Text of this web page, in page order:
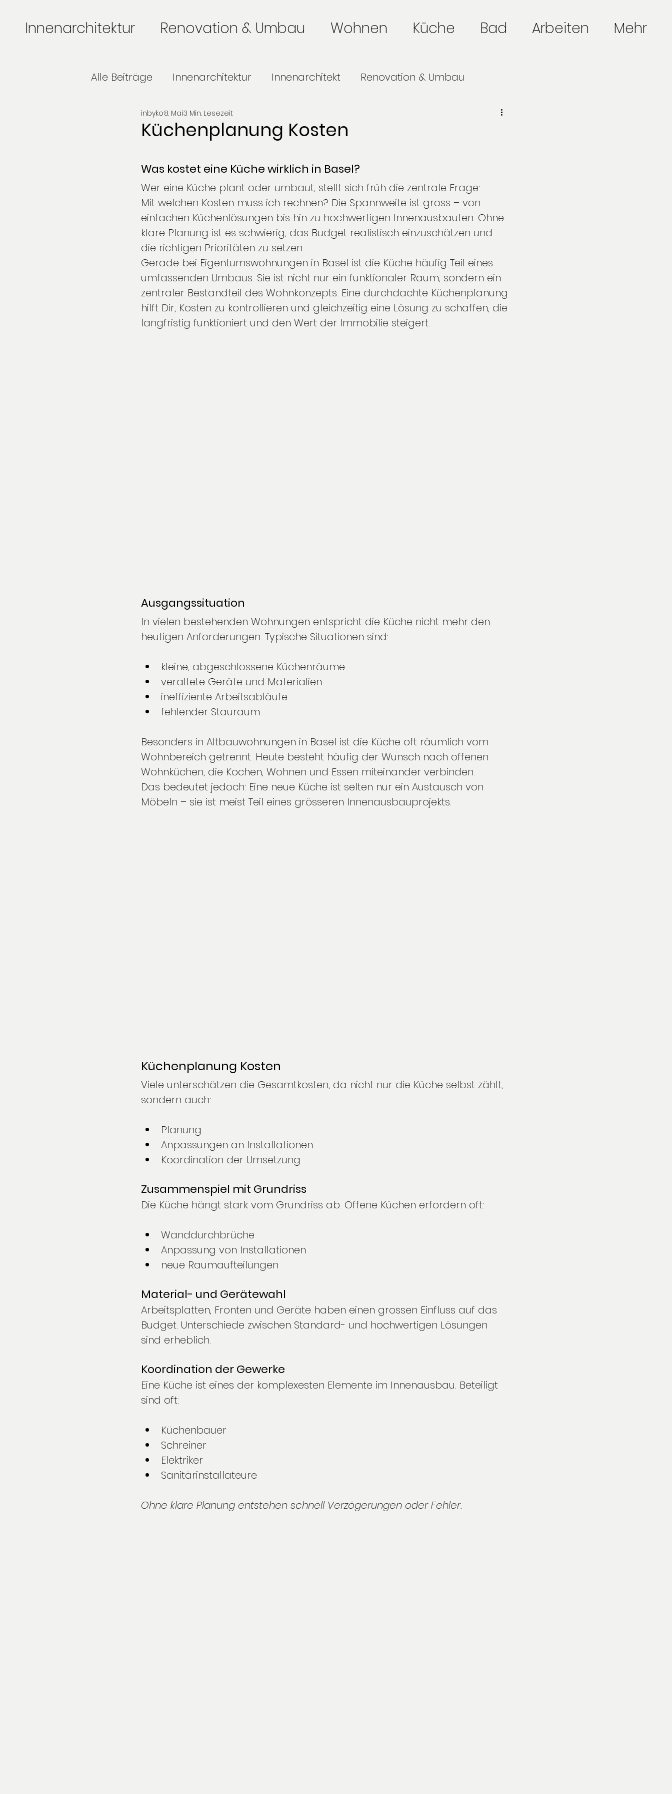
Innenarchitektur Renovation & Umbau Wohnen Küche Bad Arbeiten Mehr
Alle Beiträge Innenarchitektur Innenarchitekt Renovation & Umbau
Einrichtungsberatung
Küchenplanung Kosten
inbyko8. Mai3 Min. Lesezeit
Was kostet eine Küche wirklich in Basel?
Wer eine Küche plant oder umbaut, stellt sich früh die zentrale Frage:
Mit welchen Kosten muss ich rechnen? Die Spannweite ist gross – von
einfachen Küchenlösungen bis hin zu hochwertigen Innenausbauten. Ohne
klare Planung ist es schwierig, das Budget realistisch einzuschätzen und
die richtigen Prioritäten zu setzen.
Gerade bei Eigentumswohnungen in Basel ist die Küche häufig Teil eines
umfassenden Umbaus. Sie ist nicht nur ein funktionaler Raum, sondern ein
zentraler Bestandteil des Wohnkonzepts. Eine durchdachte Küchenplanung
hilft Dir, Kosten zu kontrollieren und gleichzeitig eine Lösung zu schaffen, die
langfristig funktioniert und den Wert der Immobilie steigert.
Ausgangssituation
In vielen bestehenden Wohnungen entspricht die Küche nicht mehr den
heutigen Anforderungen. Typische Situationen sind:
kleine, abgeschlossene Küchenräume
veraltete Geräte und Materialien
ineffiziente Arbeitsabläufe
fehlender Stauraum
Besonders in Altbauwohnungen in Basel ist die Küche oft räumlich vom
Wohnbereich getrennt. Heute besteht häufig der Wunsch nach offenen
Wohnküchen, die Kochen, Wohnen und Essen miteinander verbinden.
Das bedeutet jedoch: Eine neue Küche ist selten nur ein Austausch von
Möbeln – sie ist meist Teil eines grösseren Innenausbauprojekts.
Küchenplanung Kosten
Viele unterschätzen die Gesamtkosten, da nicht nur die Küche selbst zählt,
sondern auch:
Planung
Anpassungen an Installationen
Koordination der Umsetzung
Zusammenspiel mit Grundriss
Die Küche hängt stark vom Grundriss ab. Offene Küchen erfordern oft:
Wanddurchbrüche
Anpassung von Installationen
neue Raumaufteilungen
Material- und Gerätewahl
Arbeitsplatten, Fronten und Geräte haben einen grossen Einfluss auf das
Budget. Unterschiede zwischen Standard- und hochwertigen Lösungen
sind erheblich.
Koordination der Gewerke
Eine Küche ist eines der komplexesten Elemente im Innenausbau. Beteiligt
sind oft:
Küchenbauer
Schreiner
Elektriker
Sanitärinstallateure
Ohne klare Planung entstehen schnell Verzögerungen oder Fehler.